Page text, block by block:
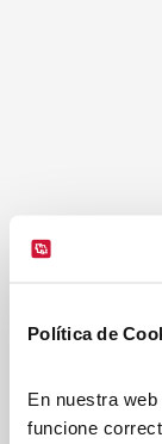
Política de
En nuestra
funcione